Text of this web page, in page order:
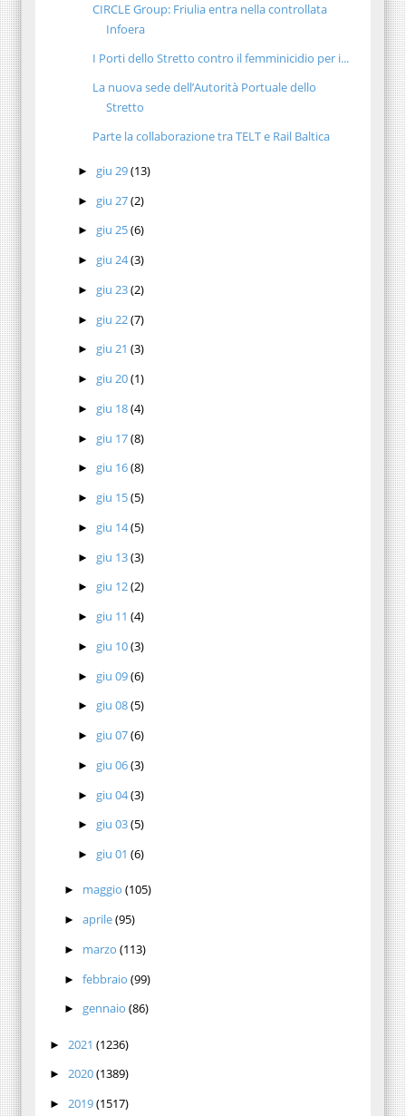
CIRCLE Group: Friulia entra nella controllata
Infoera
I Porti dello Stretto contro il femminicidio per i...
La nuova sede dell’Autorità Portuale dello
Stretto
Parte la collaborazione tra TELT e Rail Baltica
► giu 29(13)
► giu 27(2)
► giu 25(6)
► giu 24(3)
► giu 23(2)
► giu 22(7)
► giu 21(3)
► giu 20(1)
► giu 18(4)
► giu 17(8)
► giu 16(8)
► giu 15(5)
► giu 14(5)
► giu 13(3)
► giu 12(2)
► giu 11(4)
► giu 10(3)
► giu 09(6)
► giu 08(5)
► giu 07(6)
► giu 06(3)
► giu 04(3)
► giu 03(5)
► giu 01(6)
► maggio (105)
► aprile(95)
► marzo (113)
► febbraio (99)
► gennaio (86)
► 2021 (1236)
► 2020(1389)
► 2019(1517)